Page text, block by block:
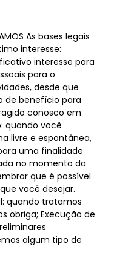
As bases legais
interesse:
interesse para
para o
desde que
de benefício para
conosco em
quando você
livre e espontânea,
uma finalidade
no momento da
que é possível
você desejar.
quando tratamos
obriga; Execução de
algum tipo de